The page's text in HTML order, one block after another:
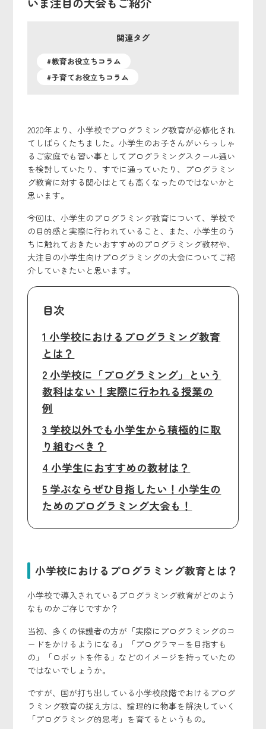
関連タグ
#教育お役立ちコラム
#子育てお役立ちコラム
2020年より、小学校でプログラミング教育が必修化され
てしばらくたちました。小学生のお子さんがいらっしゃ
るご家庭でも習い事としてプログラミングスクール通い
を検討していたり、すでに通っていたり、プログラミン
グ教育に対する関心はとても高くなったのではないかと
思います。
今回は、小学生のプログラミング教育について、学校で
の目的感と実際に行われていること、また、小学生のう
ちに触れておきたいおすすめのプログラミング教材や、
大注目の小学生向けプログラミングの大会についてご紹
介していきたいと思います。
目次
1 小学校におけるプログラミング教育
とは？
2 小学校に「プログラミング」という
教科はない！実際に行われる授業の
例
3 学校以外でも小学生から積極的に取
り組むべき？
4 小学生におすすめの教材は？
5 学ぶならぜひ目指したい！小学生の
ためのプログラミング大会も！
小学校におけるプログラミング教育とは？
小学校で導入されているプログラミング教育がどのよう
なものかご存じですか？
当初、多くの保護者の方が「実際にプログラミングのコ
ードをかけるようになる」「プログラマーを目指すも
の」「ロボットを作る」などのイメージを持っていたの
ではないでしょうか。
ですが、国が打ち出している小学校段階でおけるプログ
ラミング教育の捉え方は、論理的に物事を解決していく
「プログラミング的思考」を育てるというもの。